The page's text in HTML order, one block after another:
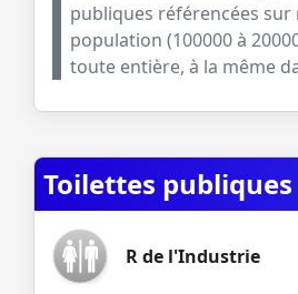
publiques référencées
population (100000 à
toute entière, à la même
Toilettes
R de l'Industrie